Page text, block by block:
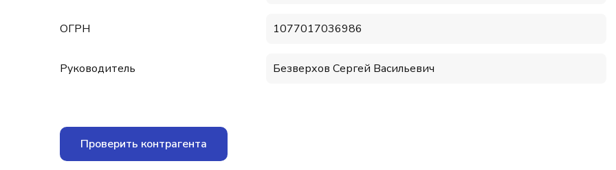
ОГРН 1077017036986
Руководитель Безверхов Сергей Васильевич
Проверить контрагента